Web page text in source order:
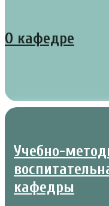
О кафедре
Учебно-
кафедры